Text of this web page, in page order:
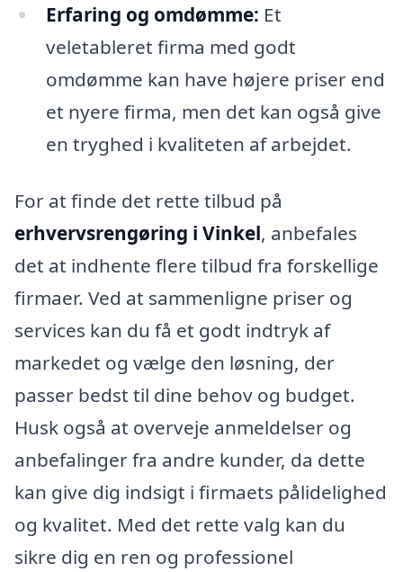
Erfaring og omdømme: Et
veletableret firma med godt
omdømme kan have højere priser end
et nyere firma, men det kan også give
en tryghed i kvaliteten af arbejdet.
For at finde det rette tilbud på
erhvervsrengøring i Vinkel, anbefales
det at indhente flere tilbud fra forskellige
firmaer. Ved at sammenligne priser og
services kan du få et godt indtryk af
markedet og vælge den løsning, der
passer bedst til dine behov og budget.
Husk også at overveje anmeldelser og
anbefalinger fra andre kunder, da dette
kan give dig indsigt i firmaets pålidelighed
og kvalitet. Med det rette valg kan du
sikre dig en ren og professionel